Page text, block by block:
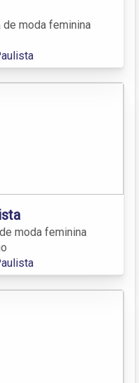
de moda feminina
moda feminina